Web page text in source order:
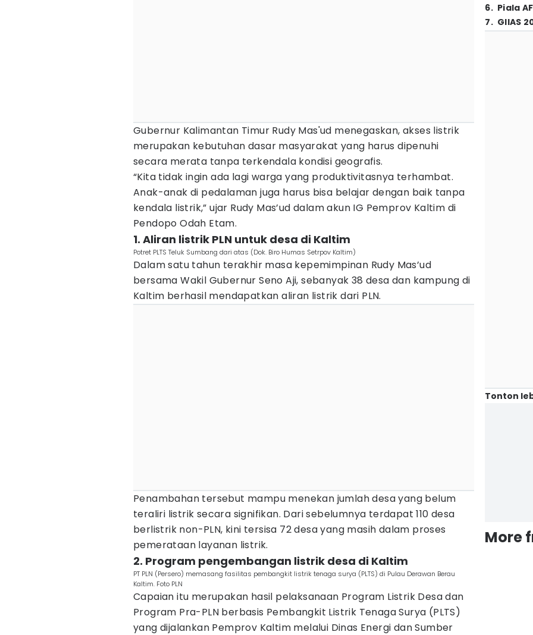
Gubernur Kalimantan Timur Rudy Mas'ud menegaskan, akses listrik
merupakan kebutuhan dasar masyarakat yang harus dipenuhi
secara merata tanpa terkendala kondisi geografis.
“Kita tidak ingin ada lagi warga yang produktivitasnya terhambat.
Anak-anak di pedalaman juga harus bisa belajar dengan baik tanpa
kendala listrik,” ujar Rudy Mas’ud dalam akun IG Pemprov Kaltim di
Pendopo Odah Etam.
1. Aliran listrik PLN untuk desa di Kaltim
Potret PLTS Teluk Sumbang dari atas (Dok. Biro Humas Setrpov Kaltim)
Dalam satu tahun terakhir masa kepemimpinan Rudy Mas’ud
bersama Wakil Gubernur Seno Aji, sebanyak 38 desa dan kampung di
Kaltim berhasil mendapatkan aliran listrik dari PLN.
Penambahan tersebut mampu menekan jumlah desa yang belum
teraliri listrik secara signifikan. Dari sebelumnya terdapat 110 desa
berlistrik non-PLN, kini tersisa 72 desa yang masih dalam proses
pemerataan layanan listrik.
2. Program pengembangan listrik desa di Kaltim
PT PLN (Persero) memasang fasilitas pembangkit listrik tenaga surya (PLTS) di Pulau Derawan Berau
Kaltim. Foto PLN
Capaian itu merupakan hasil pelaksanaan Program Listrik Desa dan
Program Pra-PLN berbasis Pembangkit Listrik Tenaga Surya (PLTS)
yang dijalankan Pemprov Kaltim melalui Dinas Energi dan Sumber
6. Piala
7. GIIAS
Tonton
More